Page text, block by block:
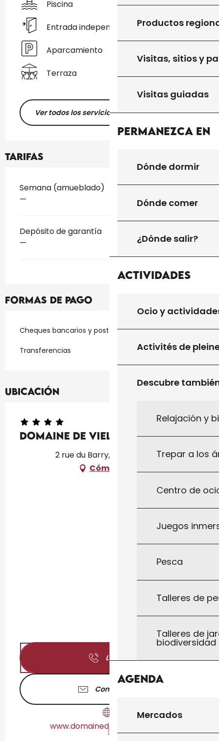
Productos
Visitas, sitios y
Visitas guiadas
Permanezca en
Dónde dormir
Dónde comer
¿Dónde salir?
Actividades
Ocio y
Activités de
Descubre
Relajación y
Trepar a los
Centro de
Juegos
Pesca
Talleres de
Talleres de
biodiversidad
Agenda
Mercados
Piscina
Entrada independiente
Aparcamiento
Terraza
Ver todos los servicios
Tarifas
Tarifas 2026
Semana (amueblado)
—
Depósito de garantía
—
Formas de pago
Cheques bancarios y postales
Transferencias
Ubicación
Domaine de Vielcastel
2 rue du Barry, 46250 Cazals
Cómo llegar
Llamar
Contáctenos
www.domainedevielcastel.com